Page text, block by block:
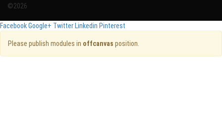
©2026
FacebookGoogle+ Twitter Linkedin Pinterest
Please publish modules in offcanvas position.